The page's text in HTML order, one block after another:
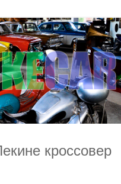
кроссовер